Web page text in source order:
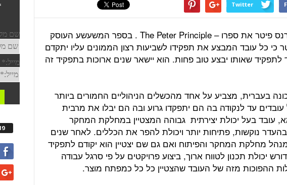
Twitter
בשנת 1968 פרסם לורנס פיטר את ספרו – The Peter Principle . בספר המשעשע העוסק
כי כל עובד המבצע את תפקידו לשביעות רצון הממונים עליו יתקדם
לתפקיד שאותו יבצע טוב פחות. הוא יישאר שנים ארוכות בתפקיד זה
בעברית, מצביע על אחד מהכשלים הניהוליים החמורים ביותר
עובדים עד לנקודה בה הם יתפקדו גרוע ובה הם יבלו את מרבית
עובד בעל יכולת יצירתית גבוהה המצטיין במחלקת המחקר
נוקשות, פתיחות יותר ויכולת להפר את הכללים. לאחר שנים
מחלקת המחקר והפיתוח ואם גם שם יצטיין הוא יקודם לתפקיד
יכולת תכנון לטווח ארוך, ביצוע פרויקטים על פי סרגל עבודה
ההפוכות מזה של העובד שהצטיין כל כל כמפתח מוצר.